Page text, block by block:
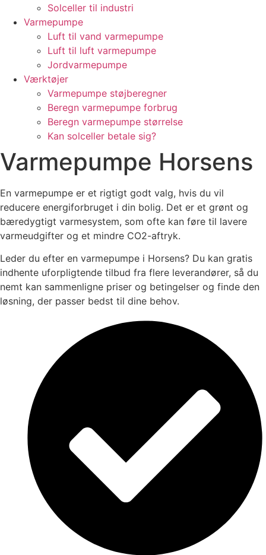
Solceller til industri
Varmepumpe
Luft til vand varmepumpe
Luft til luft varmepumpe
Jordvarmepumpe
Værktøjer
Varmepumpe støjberegner
Beregn varmepumpe forbrug
Beregn varmepumpe størrelse
Kan solceller betale sig?
Varmepumpe Horsens
En varmepumpe er et rigtigt godt valg, hvis du vil
reducere energiforbruget i din bolig. Det er et grønt og
bæredygtigt varmesystem, som ofte kan føre til lavere
varmeudgifter og et mindre CO2-aftryk.
Leder du efter en varmepumpe i Horsens? Du kan gratis
indhente uforpligtende tilbud fra flere leverandører, så du
nemt kan sammenligne priser og betingelser og finde den
løsning, der passer bedst til dine behov.